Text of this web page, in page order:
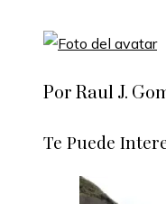
Por Raul J.
Te Puede